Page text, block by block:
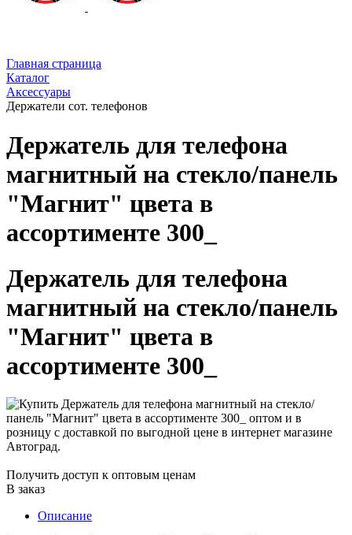
Главная страница
Каталог
Аксессуары
Держатели сот. телефонов
Держатель для телефона
магнитный на стекло/панель
"Магнит" цвета в
ассортименте 300_
Держатель для телефона
магнитный на стекло/панель
"Магнит" цвета в
ассортименте 300_
Получить доступ к оптовым ценам
В заказ
Описание